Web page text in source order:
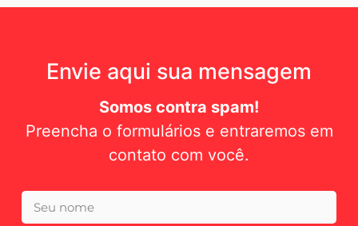
Envie aqui sua mensagem
Somos contra spam!
Preencha o formulários e entraremos em
contato com você.